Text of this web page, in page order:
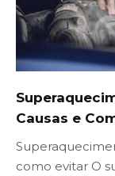
Causas e
como evitar O